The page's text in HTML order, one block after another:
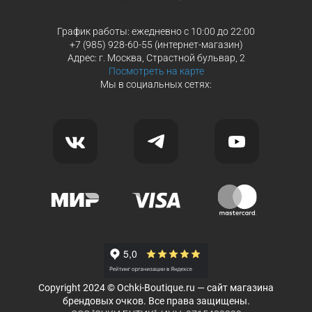
График работы: ежедневно с 10:00 до 22:00
+7 (985) 928-60-55 (интернет-магазин)
Адрес: г. Москва, Страстной бульвар, 2
Посмотреть на карте
Мы в социальных сетях:
Copyright 2024 © Ochki-Boutique.ru — сайт магазина
брендовых очков. Все права защищены.